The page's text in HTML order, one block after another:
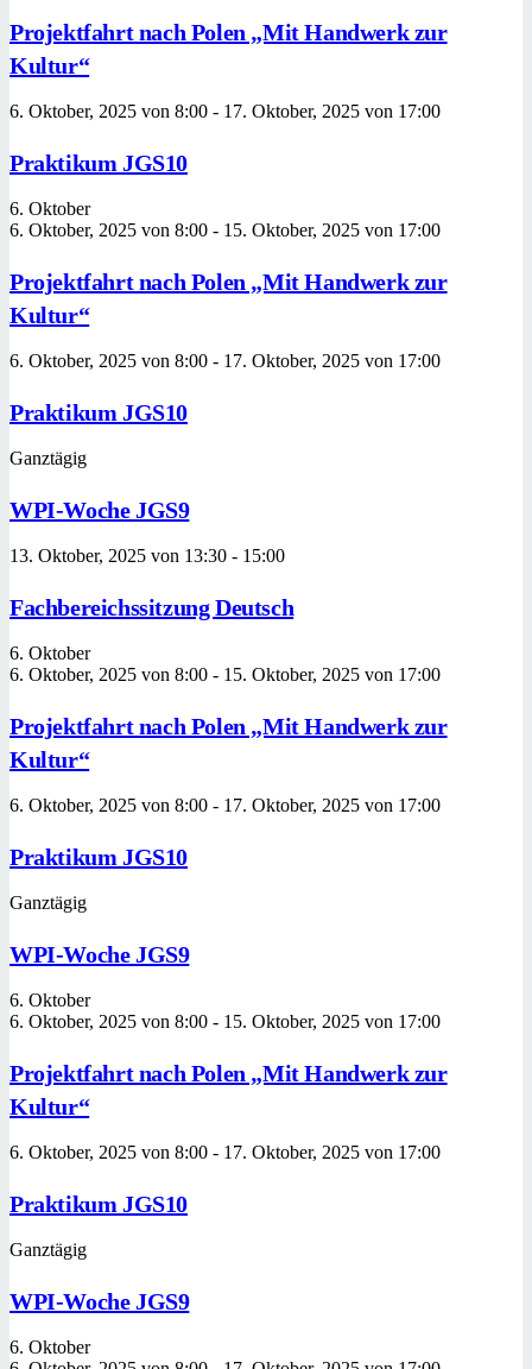
Projektfahrt nach Polen „Mit Handwerk zur
Kultur“
6. Oktober, 2025 von 8:00 - 17. Oktober, 2025 von 17:00
Praktikum JGS10
6. Oktober
6. Oktober, 2025 von 8:00 - 15. Oktober, 2025 von 17:00
Projektfahrt nach Polen „Mit Handwerk zur
Kultur“
6. Oktober, 2025 von 8:00 - 17. Oktober, 2025 von 17:00
Praktikum JGS10
Ganztägig
WPI-Woche JGS9
13. Oktober, 2025 von 13:30 - 15:00
Fachbereichssitzung Deutsch
6. Oktober
6. Oktober, 2025 von 8:00 - 15. Oktober, 2025 von 17:00
Projektfahrt nach Polen „Mit Handwerk zur
Kultur“
6. Oktober, 2025 von 8:00 - 17. Oktober, 2025 von 17:00
Praktikum JGS10
Ganztägig
WPI-Woche JGS9
6. Oktober
6. Oktober, 2025 von 8:00 - 15. Oktober, 2025 von 17:00
Projektfahrt nach Polen „Mit Handwerk zur
Kultur“
6. Oktober, 2025 von 8:00 - 17. Oktober, 2025 von 17:00
Praktikum JGS10
Ganztägig
WPI-Woche JGS9
6. Oktober